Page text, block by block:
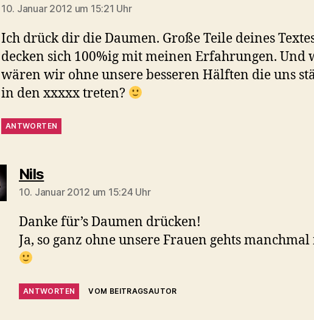
10. Januar 2012 um 15:21 Uhr
Ich drück dir die Daumen. Große Teile deines
decken sich 100%ig mit meinen Erfahrungen. Und
wären wir ohne unsere besseren Hälften die uns
in den xxxxx treten?
ANTWORTEN
Nilssagt:
10. Januar 2012 um 15:24 Uhr
Danke für’s Daumen drücken!
Ja, so ganz ohne unsere Frauen gehts
ANTWORTEN VOM BEITRAGSAUTOR